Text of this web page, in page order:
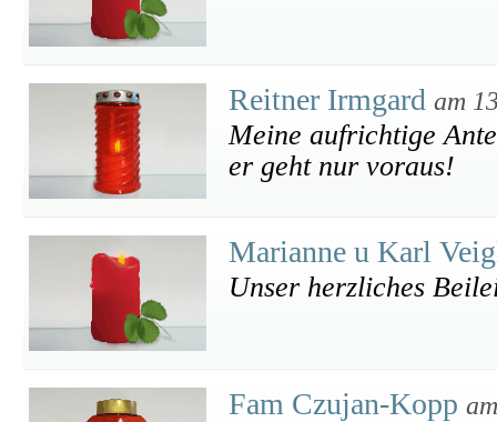
Reitner Irmgard am
Meine aufrichtige
er geht nur voraus!
Marianne u Karl
Unser herzliches
Fam Czujan-Kopp